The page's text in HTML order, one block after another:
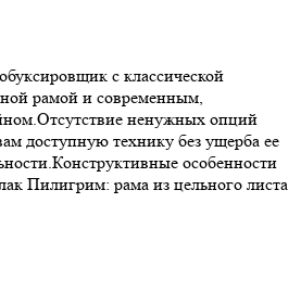
с классической
рамой и современным,
ненужных опций
доступную технику без ущерба ее
особенности
Пилигрим: рама из цельного листа